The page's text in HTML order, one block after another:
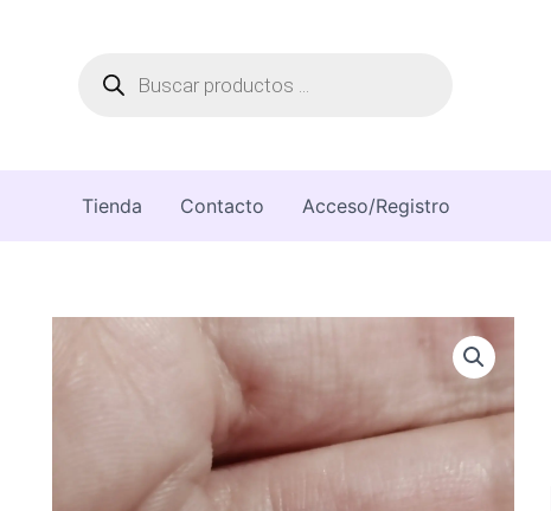
Tienda Contacto Acceso/Registro